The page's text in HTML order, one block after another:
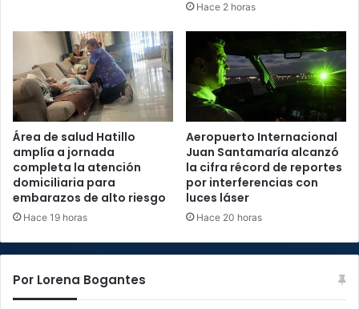
Hace 2 horas
Área de salud Hatillo
amplía a jornada
completa la atención
domiciliaria para
embarazos de alto riesgo
Hace 19 horas
Aeropuerto Internacional
Juan Santamaría alcanzó
la cifra récord de reportes
por interferencias con
luces láser
Hace 20 horas
Por Lorena Bogantes